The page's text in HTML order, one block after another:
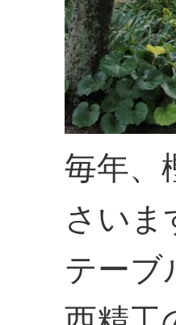
毎年、
さいま
テーブ